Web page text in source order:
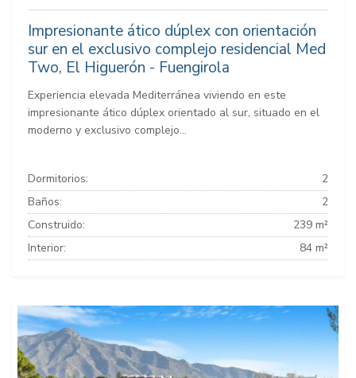
Impresionante ático dúplex con orientación
sur en el exclusivo complejo residencial Med
Two, El Higuerón - Fuengirola
Experiencia elevada Mediterránea viviendo en este
impresionante ático dúplex orientado al sur, situado en el
moderno y exclusivo complejo...
Dormitorios:
2
Baños:
2
Construido:
239 m²
Interior:
84 m²